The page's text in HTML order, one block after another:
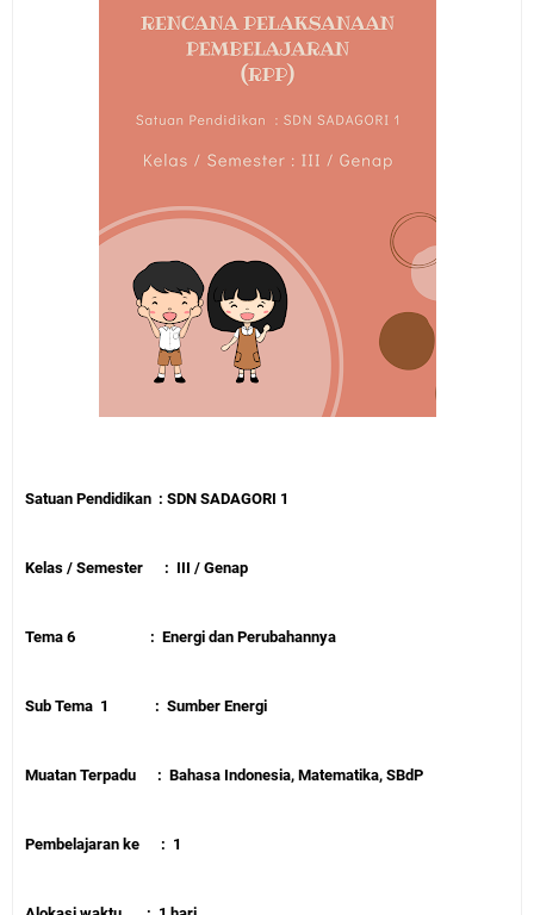
Satuan Pendidikan : SDN SADAGORI 1
Kelas / Semester : III / Genap
Tema 6 : Energi dan Perubahannya
Sub Tema 1 : Sumber Energi
Muatan Terpadu : Bahasa Indonesia, Matematika, SBdP
Pembelajaran ke : 1